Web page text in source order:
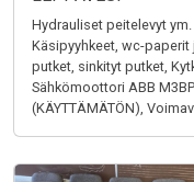
Hydrauliset peitelevyt
Käsipyyhkeet, wc-
putket, sinkityt putket,
Sähkömoottori ABB
(KÄYTTÄMÄTÖN),